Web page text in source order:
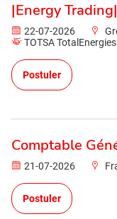
|Energy
22-07-2026
TOTSA
Postuler
Comptable
21-07-2026
Postuler